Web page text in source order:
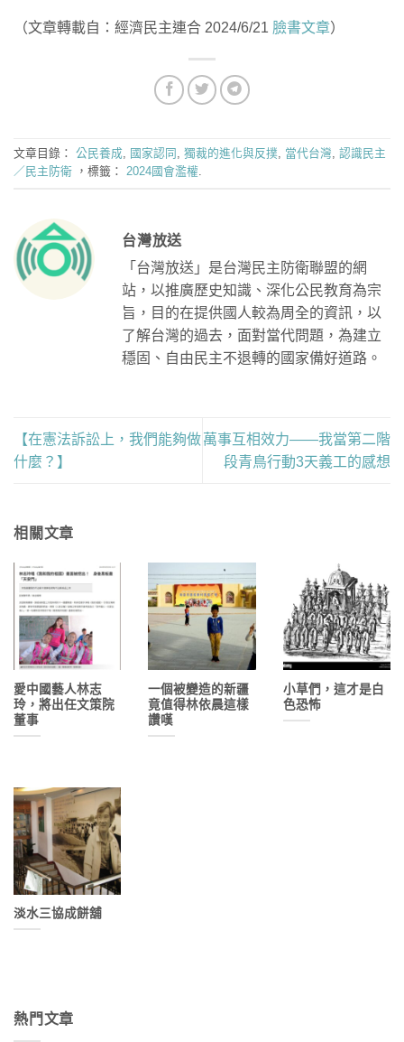
（文章轉載自：經濟民主連合 2024/6/21 臉書文章）
文章目錄： 公民養成, 國家認同 , 獨裁的進化與反撲, 當代台灣, 認識民主
／民主防衛 ，標籤： 2024國會濫權.
台灣放送
「台灣放送」是台灣民主防衛聯盟的網
站，以推廣歷史知識、深化公民教育為宗
旨，目的在提供國人較為周全的資訊，以
了解台灣的過去，面對當代問題，為建立
穩固、自由民主不退轉的國家備好道路。
【在憲法訴訟上，我們能夠做
什麼？】
萬事互相效力——我當第二階
段青鳥行動3天義工的感想
相關文章
愛中國藝人林志
玲，將出任文策院
董事
一個被變造的新疆
竟值得林依晨這樣
讚嘆
小草們，這才是白
色恐怖
淡水三協成餅舖
熱門文章